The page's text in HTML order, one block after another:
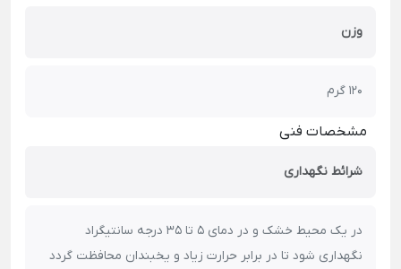
وزن
120 گرم
مشخصات فنی
شرائط نگهداری
در یک محیط خشک و در دمای 5 تا 35 درجه سانتیگراد
نگهداری شود تا در برابر حرارت زیاد و یخبندان محافظت گردد